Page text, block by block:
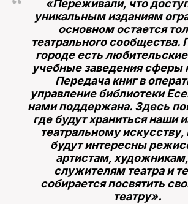
«Переживали, что
уникальным изданиям
основном остается
театрального сообщества.
городе есть
учебные заведения сферы
Передача книг в
управление библиотеки
нами поддержана. Здесь
где будут храниться наши
театральному
будут интересны
артистам,
служителям театра и
собирается посвятить
театру».